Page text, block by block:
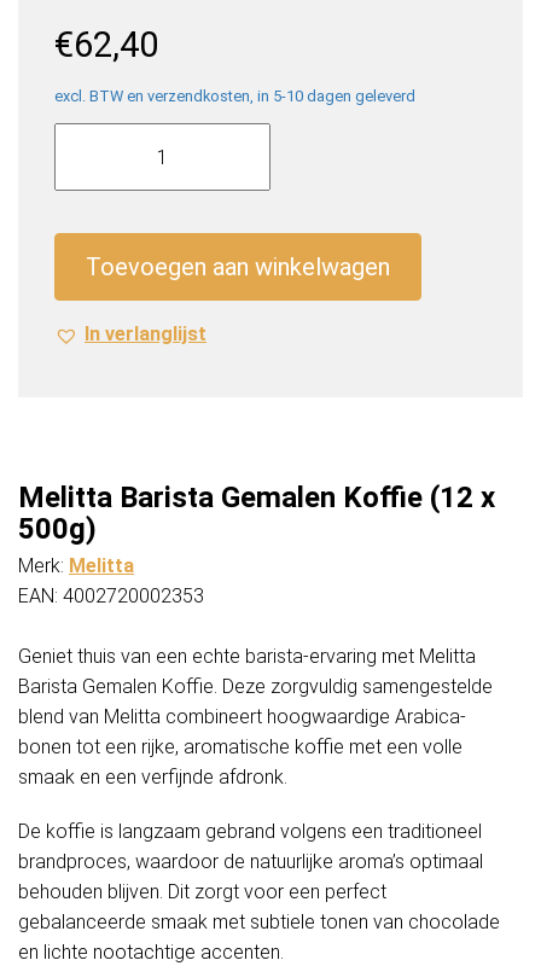
€62,40
excl. BTW en verzendkosten, in 5-10 dagen geleverd
Melitta
Gemalen
500g)
aantal
Toevoegen aan winkelwagen
In verlanglijst
Melitta Barista Gemalen Koffie (12 x
500g)
Merk: Melitta
EAN: 4002720002353
Geniet thuis van een echte barista-ervaring met Melitta
Barista Gemalen Koffie. Deze zorgvuldig samengestelde
blend van Melitta combineert hoogwaardige Arabica-
bonen tot een rijke, aromatische koffie met een volle
smaak en een verfijnde afdronk.
De koffie is langzaam gebrand volgens een traditioneel
brandproces, waardoor de natuurlijke aroma’s optimaal
behouden blijven. Dit zorgt voor een perfect
gebalanceerde smaak met subtiele tonen van chocolade
en lichte nootachtige accenten.